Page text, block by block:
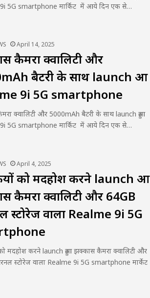
5G smartphone मार्किट में आये दिन एक से…
April 14, 2025
कैमरा क्वालिटी और
बैटरी के साथ launch हुआ
9i 5G smartphone
क्वालिटी और 5000mAh बैटरी के साथ launch हुआ
5G smartphone मार्किट में आये दिन एक से…
April 4, 2025
को मदहोश करने launch हुआ
कैमरा क्वालिटी और 64GB
स्टोरेज वाला Realme 9i 5G
मदहोश करने launch हुआ झक्कास कैमरा क्वालिटी और
स्टोरेज वाला Realme 9i 5G smartphone मार्केट